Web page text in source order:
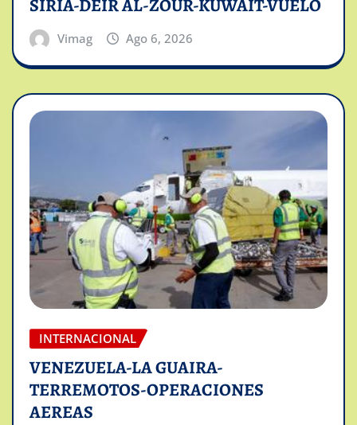
SIRIA-DEIR AL-ZOUR-KUWAIT-VUELO
Vimag Ago 6, 2026
INTERNACIONAL
VENEZUELA-LA GUAIRA-
TERREMOTOS-OPERACIONES
AEREAS